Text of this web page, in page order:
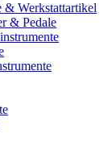
& Werkstattartikel
& Pedale